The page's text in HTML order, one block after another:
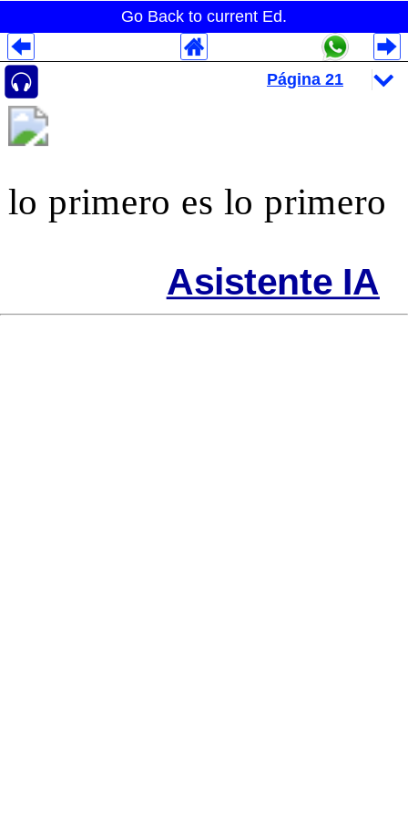
Go Back to current Ed.
lo primero es lo primero
Asistente IA
Despliegues Analytics
Despliegues Totales
Despliegues por Rubros